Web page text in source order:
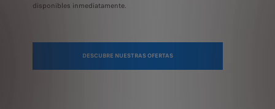
disponibles inmediatamente.
DESCUBRE NUESTRAS OFERTAS